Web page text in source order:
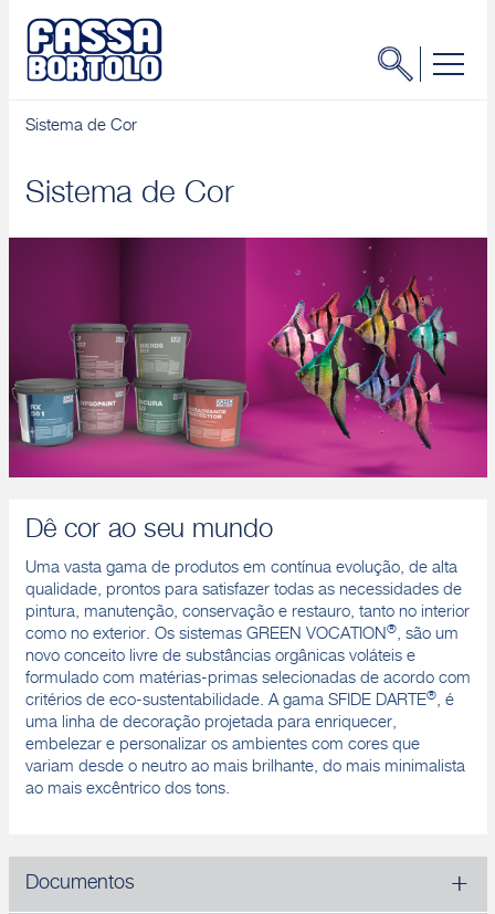
Sistema de Cor
Sistema de Cor
Dê cor ao seu mundo
Uma vasta gama de produtos em contínua evolução, de alta
qualidade, prontos para satisfazer todas as necessidades de
pintura, manutenção, conservação e restauro, tanto no interior
como no exterior. Os sistemas GREEN VOCATION®, são um
novo conceito livre de substâncias orgânicas voláteis e
formulado com matérias-primas selecionadas de acordo com
critérios de eco-sustentabilidade. A gama SFIDE DARTE®, é
uma linha de decoração projetada para enriquecer,
embelezar e personalizar os ambientes com cores que
variam desde o neutro ao mais brilhante, do mais minimalista
ao mais excêntrico dos tons.
Documentos